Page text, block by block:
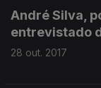
André Silva,
entrevistado
28 out. 2017